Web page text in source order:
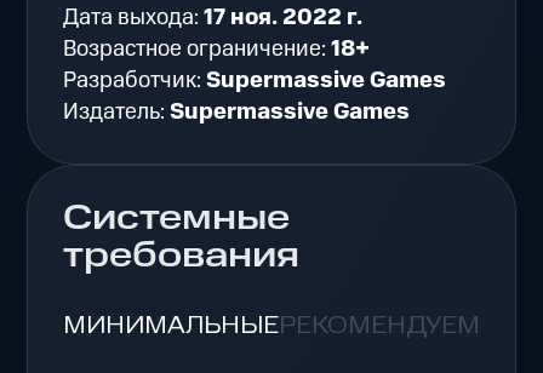
Дата выхода:17 ноя. 2022 г.
Возрастное ограничение:18+
Разработчик:Supermassive Games
Издатель:Supermassive Games
Системные
требования
МИНИМАЛЬНЫЕРЕКОМЕНДУЕМЫЕ